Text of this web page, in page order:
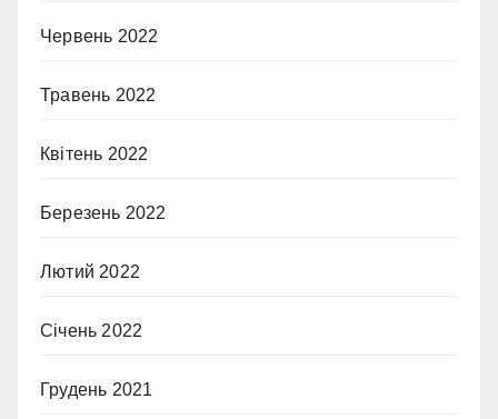
Червень 2022
Травень 2022
Квітень 2022
Березень 2022
Лютий 2022
Січень 2022
Грудень 2021